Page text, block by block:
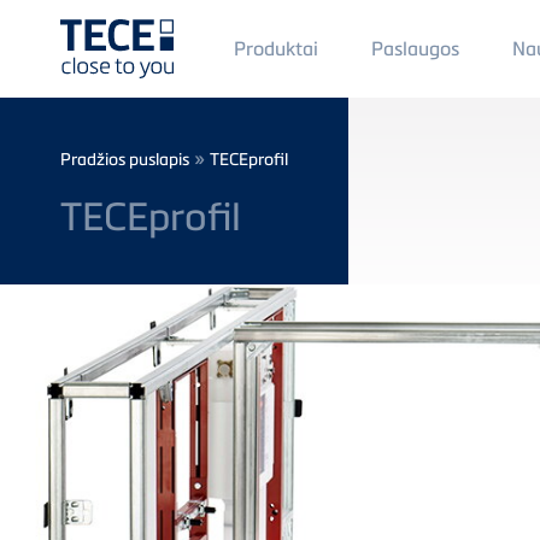
Main
Menü
1
Produktai Paslaugos
Breadcrumb
Pradžios puslapis » TECEprofil
TECEprofil